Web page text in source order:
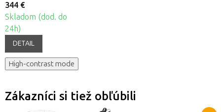
344 €
Skladom (dod. do
24h)
DETAIL
High-contrast mode
Zákazníci si tiež obľúbili